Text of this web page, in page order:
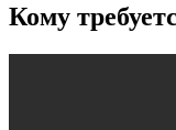
Кому